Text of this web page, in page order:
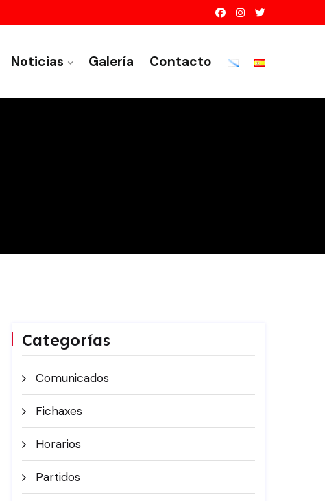
Noticias Galería Contacto
Categorías
Comunicados
Fichaxes
Horarios
Partidos